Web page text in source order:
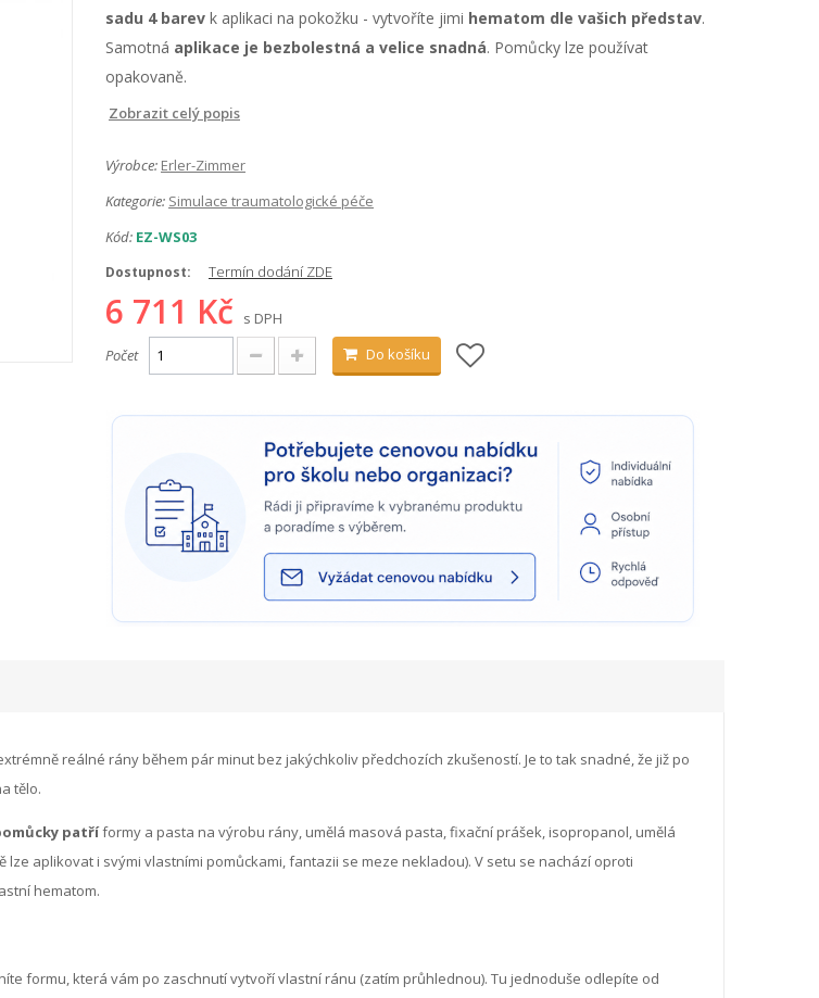
sadu 4 barev k aplikaci na pokožku - vytvoříte jimi hematom dle vašich představ.
Samotná aplikace je bezbolestná a velice snadná. Pomůcky lze používat
opakovaně.
Zobrazit celý popis
Výrobce: Erler-Zimmer
Kategorie: Simulace traumatologické péče
Kód: EZ-WS03
Dostupnost: Termín dodání ZDE
6 711 Kč
s DPH
Počet
Do košíku
reálné rány během pár minut bez jakýchkoliv předchozích zkušeností. Je to tak snadné, že již po
tělo.
patříformy a pasta na výrobu rány, umělá masová pasta, fixační prášek, isopropanol, umělá
aplikovat i svými vlastními pomůckami, fantazii se meze nekladou). V setu se nachází oproti
hematom.
formu, která vám po zaschnutí vytvoří vlastní ránu (zatím průhlednou). Tu jednoduše odlepíte od